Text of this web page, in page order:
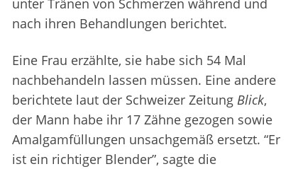
unter Tränen von Schmerzen während und
nach ihren Behandlungen berichtet.
Eine Frau erzählte, sie habe sich 54 Mal
nachbehandeln lassen müssen. Eine andere
berichtete laut der Schweizer Zeitung Blick,
der Mann habe ihr 17 Zähne gezogen sowie
Amalgamfüllungen unsachgemäß ersetzt. “Er
ist ein richtiger Blender”, sagte die